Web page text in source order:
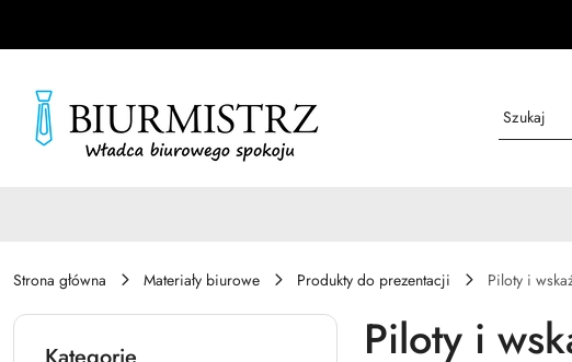
Strona główna Materiały biurowe Produkty do prezentacji Piloty i
Piloty i